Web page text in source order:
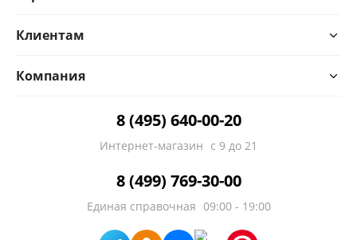
Клиентам
Компания
8 (495) 640-00-20
Интернет-магазин с 9 до 21
8 (499) 769-30-00
Единая справочная 09:00 - 19:00